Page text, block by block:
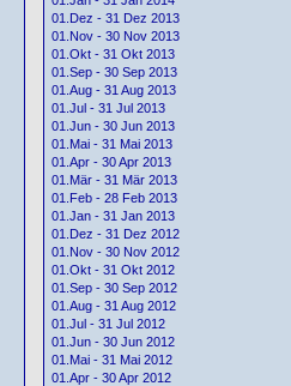
01.Dez - 31 Dez 2013
01.Nov - 30 Nov 2013
01.Okt - 31 Okt 2013
01.Sep - 30 Sep 2013
01.Aug - 31 Aug 2013
01.Jul - 31 Jul 2013
01.Jun - 30 Jun 2013
01.Mai - 31 Mai 2013
01.Apr - 30 Apr 2013
01.Mär - 31 Mär 2013
01.Feb - 28 Feb 2013
01.Jan - 31 Jan 2013
01.Dez - 31 Dez 2012
01.Nov - 30 Nov 2012
01.Okt - 31 Okt 2012
01.Sep - 30 Sep 2012
01.Aug - 31 Aug 2012
01.Jul - 31 Jul 2012
01.Jun - 30 Jun 2012
01.Mai - 31 Mai 2012
01.Apr - 30 Apr 2012